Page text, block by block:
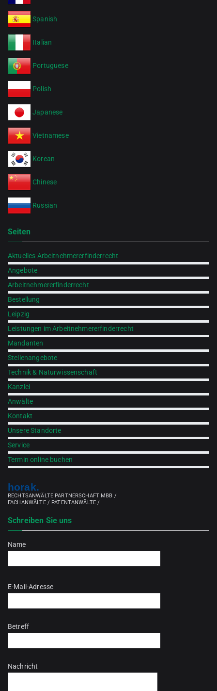
Spanish
Italian
Portuguese
Polish
Japanese
Vietnamese
Korean
Chinese
Russian
Seiten
Aktuelles Arbeitnehmererfinderrecht
Angebote
Arbeitnehmererfinderrecht
Bestellung
Leipzig
Leistungen im Arbeitnehmererfinderrecht
Mandanten
Stellenangebote
Technik & Naturwissenschaft
Kanzlei
Anwälte
Kontakt
Unsere Standorte
Service
Termin online buchen
horak.
RECHTSANWÄLTE PARTNERSCHAFT MBB /
FACHANWÄLTE / PATENTANWÄLTE /
Schreiben Sie uns
Name
E-Mail-Adresse
Betreff
Nachricht